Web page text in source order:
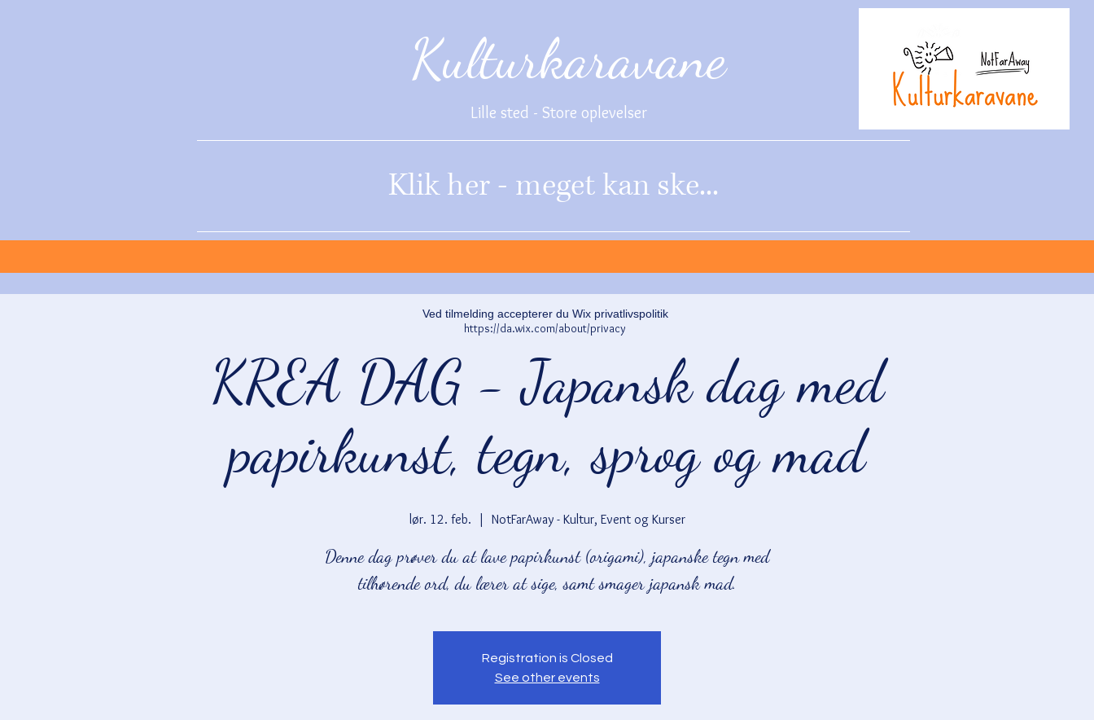
Kulturkaravane
Lille sted - Store oplevelser
Klik her - meget kan ske...
KREA DAG - Japansk dag med
papirkunst, tegn, sprog og mad
lør. 12. feb.
  |
NotFarAway - Kultur, Event og Kurser
Denne dag prøver du at lave papirkunst (origami), japanske tegn med
tilhørende ord, du lærer at sige, samt smager japansk mad.
Registration is Closed
See other events
Ved tilmelding accepterer du Wix privatlivspolitik
https://da.wix.com/about/privacy